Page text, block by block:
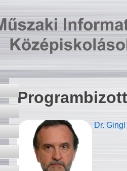
Dr.